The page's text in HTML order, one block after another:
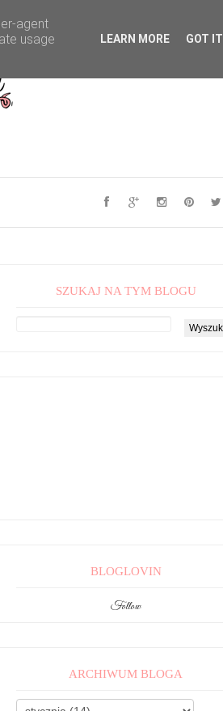
SZUKAJ NA TYM BLOGU
BLOGLOVIN
Follow
ARCHIWUM BLOGA
agent
usage
LEARN MORE GOT IT